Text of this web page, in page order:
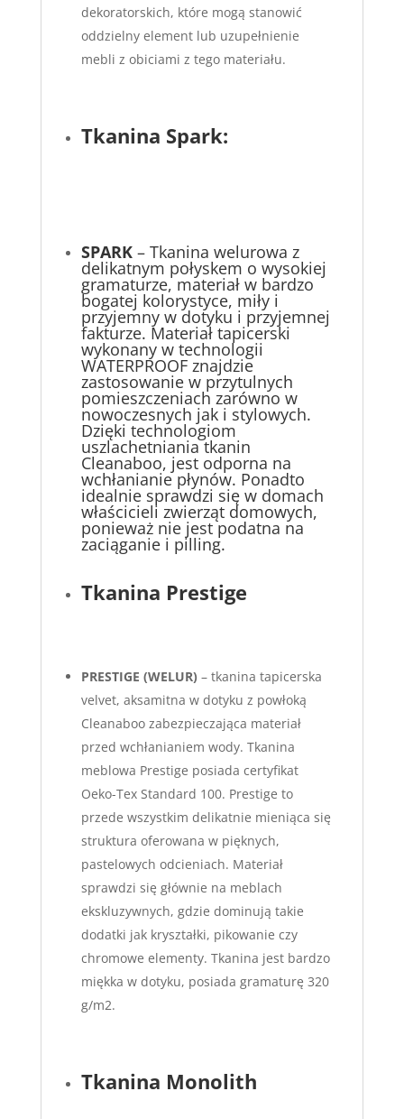
dekoratorskich, które mogą stanowić
oddzielny element lub uzupełnienie
mebli z obiciami z tego materiału.
Tkanina Spark:
SPARK– Tkanina welurowa z
delikatnym połyskem o wysokiej
gramaturze, materiał w bardzo
bogatej kolorystyce, miły i
przyjemny w dotyku i przyjemnej
fakturze. Materiał tapicerski
wykonany w technologii
WATERPROOF znajdzie
zastosowanie w przytulnych
pomieszczeniach zarówno w
nowoczesnych jak i stylowych.
Dzięki technologiom
uszlachetniania tkanin
Cleanaboo, jest odporna na
wchłanianie płynów. Ponadto
idealnie sprawdzi się w domach
właścicieli zwierząt domowych,
ponieważ nie jest podatna na
zaciąganie i pilling.
Tkanina Prestige
PRESTIGE (WELUR) – tkanina tapicerska
velvet, aksamitna w dotyku z powłoką
Cleanaboo zabezpieczająca materiał
przed wchłanianiem wody. Tkanina
meblowa Prestige posiada certyfikat
Oeko-Tex Standard 100. Prestige to
przede wszystkim delikatnie mieniąca się
struktura oferowana w pięknych,
pastelowych odcieniach. Materiał
sprawdzi się głównie na meblach
ekskluzywnych, gdzie dominują takie
dodatki jak kryształki, pikowanie czy
chromowe elementy. Tkanina jest bardzo
miękka w dotyku, posiada gramaturę 320
g/m2.
Tkanina Monolith